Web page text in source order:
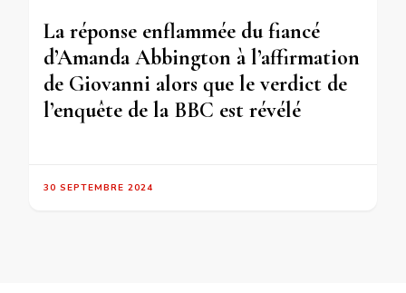
La réponse enflammée du fiancé
d’Amanda Abbington à l’affirmation
de Giovanni alors que le verdict de
l’enquête de la BBC est révélé
30 SEPTEMBRE 2024